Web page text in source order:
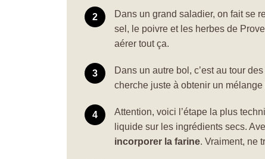
Dans un grand saladier, on fait se
sel, le poivre et les herbes de
aérer tout ça.
Dans un autre bol, c’est au tour
cherche juste à obtenir un
Attention, voici l’étape la plus
liquide sur les ingrédients secs.
incorporer la farine. Vraiment, ne